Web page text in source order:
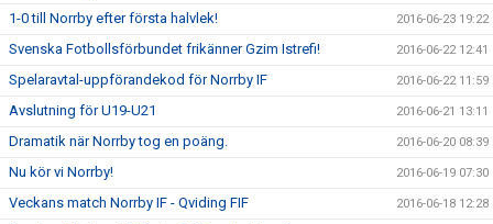
1-0 till Norrby efter första halvlek! 2016-06-23 19:22
Svenska Fotbollsförbundet frikänner Gzim Istrefi! 2016-06-22 12:41
Spelaravtal-uppförandekod för Norrby IF 2016-06-22 11:59
Avslutning för U19-U21 2016-06-21 13:11
Dramatik när Norrby tog en poäng. 2016-06-20 08:39
Nu kör vi Norrby! 2016-06-19 07:30
Veckans match Norrby IF - Qviding FIF 2016-06-18 12:28